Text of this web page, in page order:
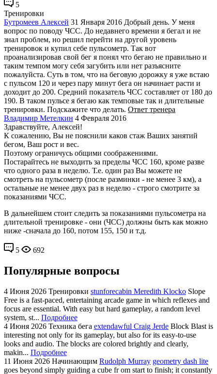
5
Тренировки
Бутромеев Алексей 31 Января 2016 Добрый день. У меня
вопрос по поводу ЧСС. До недавнего времени я бегал и не
знал проблем, но решил перейти на другой уровень
тренировок и купил себе пульсометр. Так вот
проанализировав свой бег я понял что бегаю не правильно и
таким темпом могу себя загубить или нет разъясните
пожалуйста. Суть в том, что на беговую дорожку я уже встаю
с пульсом 120 и через пару минут бега он начинает расти и
доходит до 200. Средний показатель ЧСС составляет от 180 до
190. В таком пульсе я бегаю как темповые так и длительные
тренировки. Подскажите что делать. Ответ тренера
Владимир Метелкин 4 Февраля 2016
Здравствуйте, Алексей!
К сожалению, Вы не пояснили каков стаж Ваших занятий
бегом, Ваш рост и вес.
Поэтому ограничусь общими соображениями.
Постарайтесь не выходить за пределы ЧСС 160, кроме разве
что одного раза в неделю. Т.е. один раз Вы можете не
смотреть на пульсометр (после разминки - не менее 3 км), а
остальные не менее двух раз в неделю - строго смотрите за
показаниями ЧСС.
В дальнейшем стоит следить за показаниями пульсометра на
длительной тренировке - они (ЧСС) должны быть как можно
ниже -сначала до 160, потом 155, 150 и т.д.
5 692
Популярные вопросы
4 Июня 2026 Тренировки stunforecabin Meredith Klocko Slope
Free is a fast-paced, entertaining arcade game in which reflexes and
focus are essential. With easy but hard gameplay, a random level
system, st... Подробнее
4 Июня 2026 Техника бега extendawful Craig Jerde Block Blast is
interesting not only for its gameplay, but also for its easy-to-use
looks and audio. The blocks are colored brightly and clearly,
makin... Подробнее
11 Июня 2026 Начинающим Rudolph Murray geometry dash lite
goes beyond simply guiding a cube fr om start to finish; it constantly